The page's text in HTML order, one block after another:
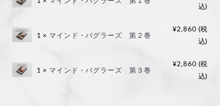
込)
1 × マインド・バグラーズ 第２巻
¥2,860 (税
込)
1 × マインド・バグラーズ 第３巻
¥2,860 (税
込)